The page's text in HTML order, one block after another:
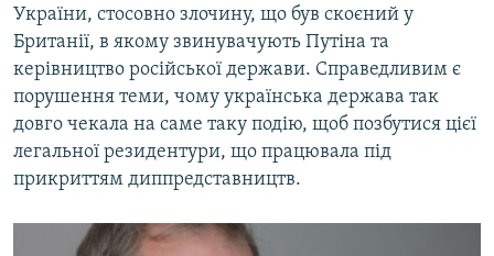
України, стосовно злочину, що був скоєний у
Британії, в якому звинувачують Путіна та
керівництво російської держави. Справедливим є
порушення теми, чому українська держава так
довго чекала на саме таку подію, щоб позбутися цієї
легальної резидентури, що працювала під
прикриттям диппредставництв.